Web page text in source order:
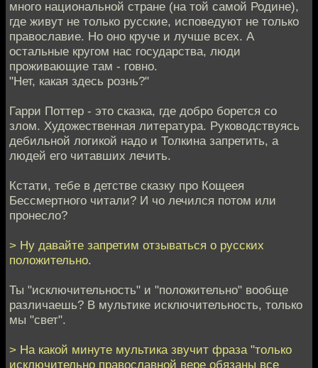
много национальной стране (на той самой Родине),
где живут не только русские, исповедуют не только
православие. Но оно круче и лучше всех. А
остальные кругом нас государства, люди
проживающие там - говно.
"Нет, какая здесь рознь?"
Гарри Поттер - это сказка, где добро борется со
злом. Художественная литература. Руководствуясь
дебильной логикой надо и Толкина запретить, а
людей его читавших лечить.
Кстати, тебе в детстве сказку про Кощеея
Бессмертного читали? И чо лечился потом или
пронесло?
> Ну давайте запретим отзываться о русских
положительно.
Ты "исключительность" и "положительно" вообще
различаешь? В мультике исключительность, только
мы "свет".
> На какой минуте мультика звучит фраза "только
исключительно православной вере обязаны все